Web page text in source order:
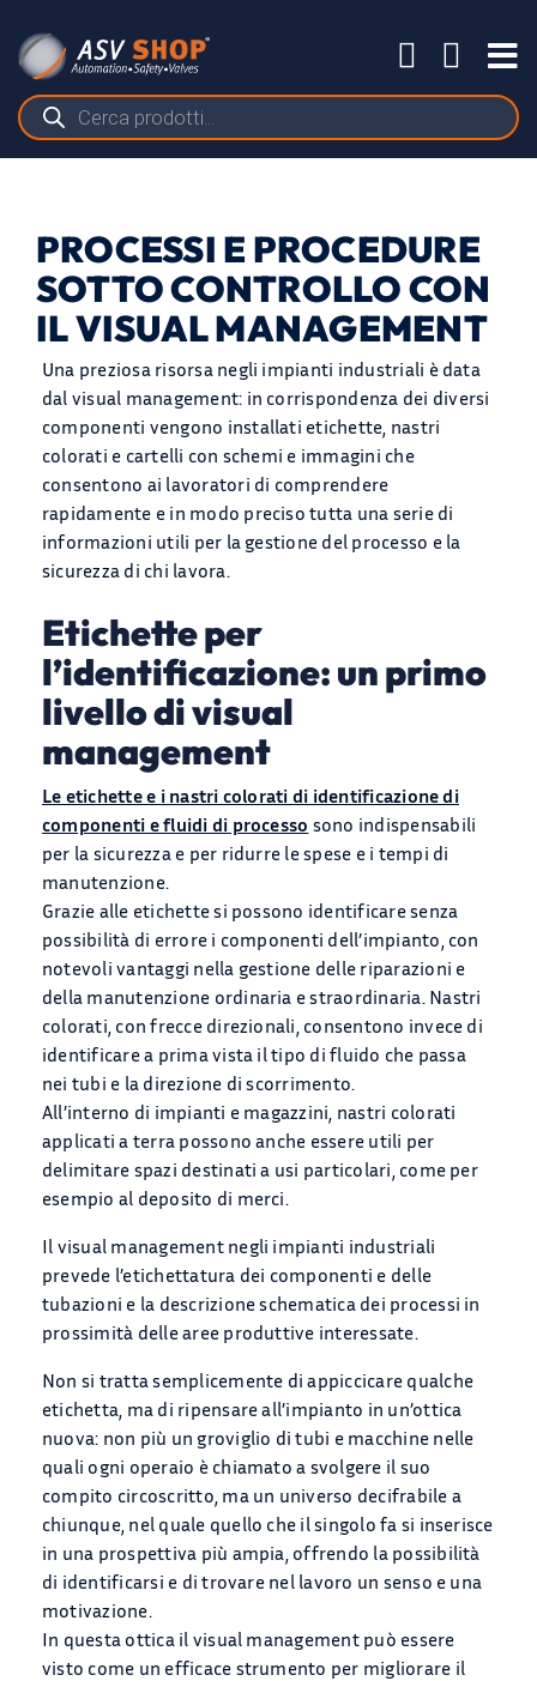
contenuto
Ricerca
prodotti
APPLICAZIONI
BLOG
Chi Siamo
CATALOGO
PROCESSI E PROCEDURE
SOTTO CONTROLLO CON
IL VISUAL MANAGEMENT
Una preziosa risorsa negli impianti industriali è data
dal visual management: in corrispondenza dei diversi
componenti vengono installati etichette, nastri
colorati e cartelli con schemi e immagini che
consentono ai lavoratori di comprendere
rapidamente e in modo preciso tutta una serie di
informazioni utili per la gestione del processo e la
sicurezza di chi lavora.
Etichette per
l’identificazione: un primo
livello di visual
management
Le etichette e i nastri colorati di identificazione di
componenti e fluidi di processo sono indispensabili
per la sicurezza e per ridurre le spese e i tempi di
manutenzione.
Grazie alle etichette si possono identificare senza
possibilità di errore i componenti dell’impianto, con
notevoli vantaggi nella gestione delle riparazioni e
della manutenzione ordinaria e straordinaria. Nastri
colorati, con frecce direzionali, consentono invece di
identificare a prima vista il tipo di fluido che passa
nei tubi e la direzione di scorrimento.
All’interno di impianti e magazzini, nastri colorati
applicati a terra possono anche essere utili per
delimitare spazi destinati a usi particolari, come per
esempio al deposito di merci.
Il visual management negli impianti industriali
prevede l’etichettatura dei componenti e delle
tubazioni e la descrizione schematica dei processi in
prossimità delle aree produttive interessate.
Non si tratta semplicemente di appiccicare qualche
etichetta, ma di ripensare all’impianto in un’ottica
nuova: non più un groviglio di tubi e macchine nelle
quali ogni operaio è chiamato a svolgere il suo
compito circoscritto, ma un universo decifrabile a
chiunque, nel quale quello che il singolo fa si inserisce
in una prospettiva più ampia, offrendo la possibilità
di identificarsi e di trovare nel lavoro un senso e una
motivazione.
In questa ottica il visual management può essere
visto come un efficace strumento per migliorare il